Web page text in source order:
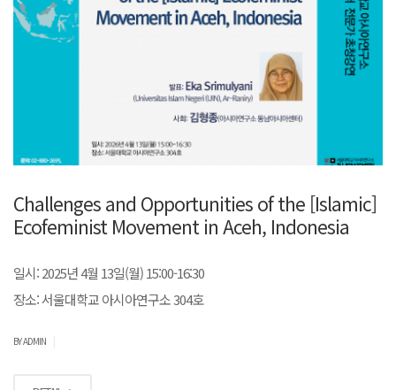
Challenges and Opportunities of the [Islamic]
Ecofeminist Movement in Aceh, Indonesia
일시: 2025년 4월 13일(월) 15:00-16:30
장소: 서울대학교 아시아연구소 304호
BY ADMIN